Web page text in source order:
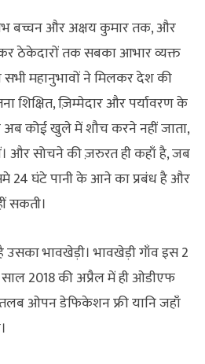
बच्चन और अक्षय कुमार तक, और
ठेकेदारों तक सबका आभार व्यक्त
महानुभावों ने मिलकर देश की
शिक्षित, ज़िम्मेदार और पर्यावरण के
अब कोई खुले में शौच करने नहीं जाता,
और सोचने की ज़रुरत ही कहाँ है, जब
24 घंटे पानी के आने का प्रबंध है और
सकती।
उसका भावखेड़ी। भावखेड़ी गाँव इस 2
2018 की अप्रैल में ही ओडीएफ
ओपन डेफिकेशन फ्री यानि जहाँ